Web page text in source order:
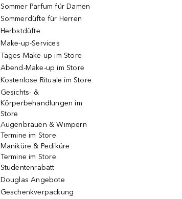
Sommer Parfum für Damen
Sommerdüfte für Herren
Herbstdüfte
Make-up-Services
Tages-Make-up im Store
Abend-Make-up im Store
Kostenlose Rituale im Store
Gesichts- &
Körperbehandlungen im
Store
Augenbrauen & Wimpern
Termine im Store
Maniküre & Pediküre
Termine im Store
Studentenrabatt
Douglas Angebote
Geschenkverpackung